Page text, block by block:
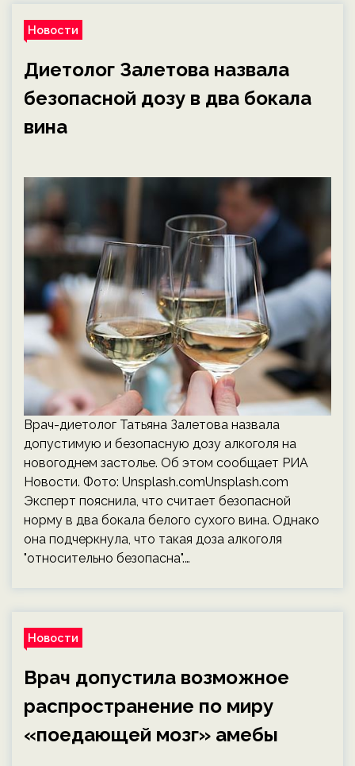
Новости
Диетолог Залетова назвала
безопасной дозу в два бокала
вина
Врач-диетолог Татьяна Залетова назвала
допустимую и безопасную дозу алкоголя на
новогоднем застолье. Об этом сообщает РИА
Новости. Фото: Unsplash.comUnsplash.com
Эксперт пояснила, что считает безопасной
норму в два бокала белого сухого вина. Однако
она подчеркнула, что такая доза алкоголя
"относительно безопасна".…
Новости
Врач допустила возможное
распространение по миру
«поедающей мозг» амебы